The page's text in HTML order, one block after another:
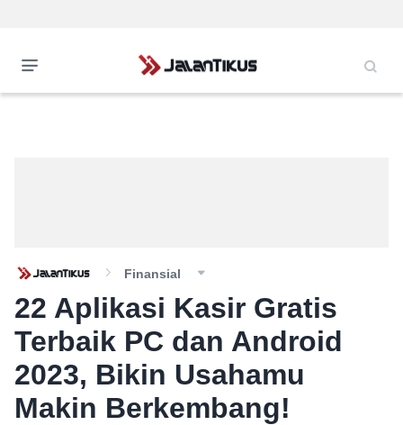
Finansial
22 Aplikasi Kasir Gratis
Terbaik PC dan Android
2023, Bikin Usahamu
Makin Berkembang!